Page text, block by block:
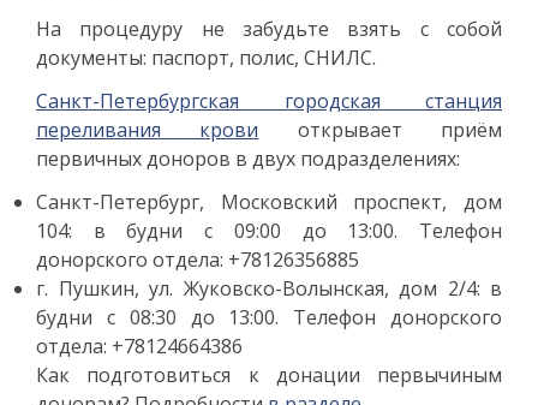
На процедуру не забудьте взять с собой
документы: паспорт, полис, СНИЛС.
Санкт-Петербургская городская станция
переливания крови открывает приём
первичных доноров в двух подразделениях:
Санкт-Петербург, Московский проспект, дом
104: в будни с 09:00 до 13:00. Телефон
донорского отдела: +78126356885
г. Пушкин, ул. Жуковско-Волынская, дом 2/4: в
будни с 08:30 до 13:00. Телефон донорского
отдела: +78124664386
Как подготовиться к донации первычиным